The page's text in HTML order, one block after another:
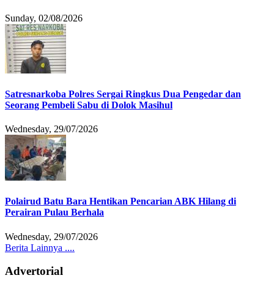
Sunday, 02/08/2026
Satresnarkoba Polres Sergai Ringkus Dua Pengedar dan
Seorang Pembeli Sabu di Dolok Masihul
Wednesday, 29/07/2026
Polairud Batu Bara Hentikan Pencarian ABK Hilang di
Perairan Pulau Berhala
Wednesday, 29/07/2026
Berita Lainnya ....
Advertorial